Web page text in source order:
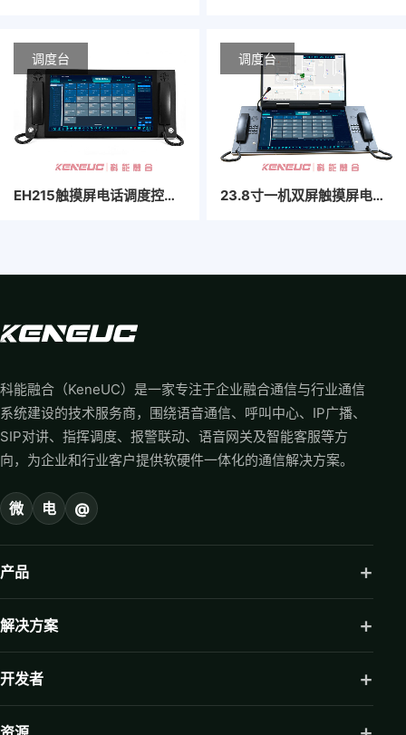
调度台
EH215触摸屏电话调度控制台
调度台
23.8寸一机双屏触摸屏电话调度控制台
科能融合（KeneUC）是一家专注于企业融合通信与行业通信
系统建设的技术服务商，围绕语音通信、呼叫中心、IP广播、
SIP对讲、指挥调度、报警联动、语音网关及智能客服等方
向，为企业和行业客户提供软硬件一体化的通信解决方案。
微 电 @
产品
解决方案
开发者